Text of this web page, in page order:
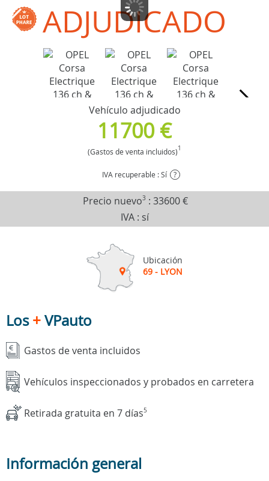
ADJUDICADO
Vehículo adjudicado
11700 €
(Gastos de venta incluidos)1
IVA recuperable : Sí ?
Precio nuevo3 : 33600 €
IVA : sí
Ubicación
69 - LYON
Los+VPauto
Gastos de venta incluidos
Vehículos inspeccionados y probados en carretera
Retirada gratuita en 7 días5
Información general